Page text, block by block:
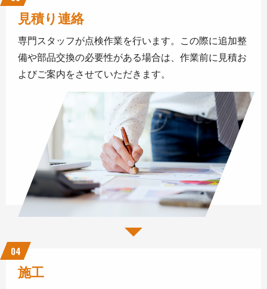
見積り連絡
専門スタッフが点検作業を行います。この際に追加整
備や部品交換の必要性がある場合は、作業前に見積お
よびご案内をさせていただきます。
04
施工